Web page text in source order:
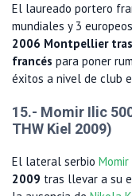
El laureado portero
mundiales y 3
2006 Montpellier
francés para poner
éxitos a nivel de club
15.- Momir Ilic
THW Kiel 2009)
El lateral serbio
2009 tras llevar a su